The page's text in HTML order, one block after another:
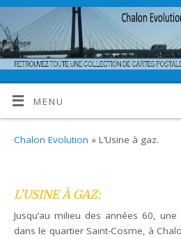
MENU
Chalon Evolution » L’Usine à gaz.
L’USINE À GAZ:
Jusqu’au milieu des années 60,
dans le quartier Saint-Cosme, à